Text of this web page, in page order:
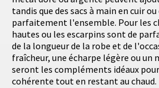
tandis que des sacs à main en cuir
parfaitement l'ensemble. Pour les
hautes ou les escarpins sont de
de la longueur de la robe et de
fraîcheur, une écharpe légère ou un
seront les compléments idéaux
cohérente tout en restant au chaud.